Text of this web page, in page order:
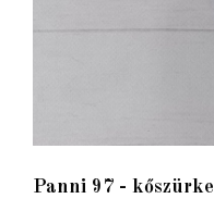
Panni 97 - kőszürke